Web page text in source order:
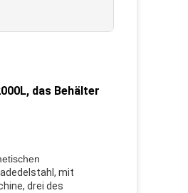
das Behälter
mit
drei des